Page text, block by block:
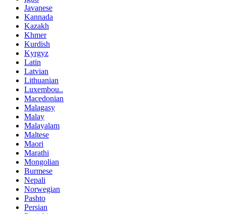
Javanese
Kannada
Kazakh
Khmer
Kurdish
Kyrgyz
Latin
Latvian
Lithuanian
Luxembou..
Macedonian
Malagasy
Malay
Malayalam
Maltese
Maori
Marathi
Mongolian
Burmese
Nepali
Norwegian
Pashto
Persian